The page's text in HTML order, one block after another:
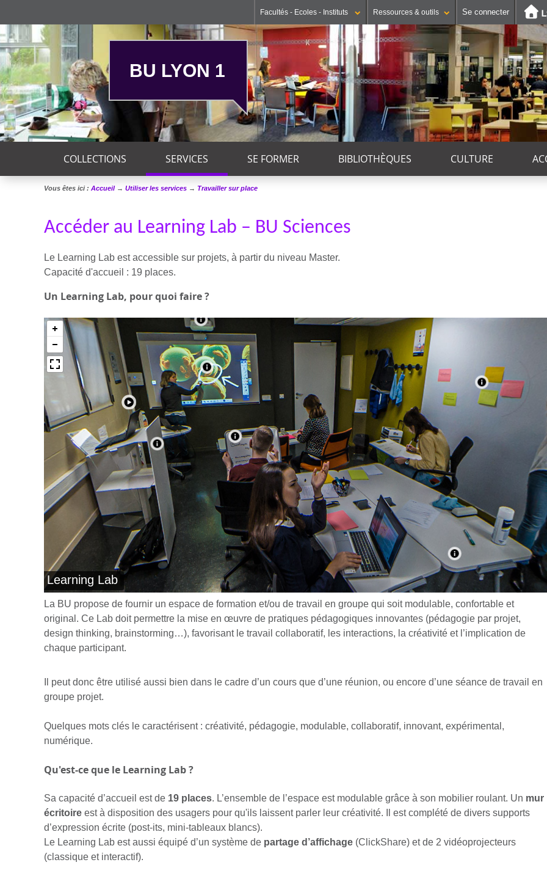
Facultés - Ecoles - Instituts Ressources & outils Se connecter
BU LYON 1
COLLECTIONS SERVICES SE FORMER BIBLIOTHÈQUES CULTURE
Vous êtes ici : Accueil→ Utiliser les services → Travailler sur place
Accéder au Learning Lab – BU Sciences
Le Learning Lab est accessible sur projets, à partir du niveau Master.
Capacité d'accueil : 19 places.
Un Learning Lab, pour quoi faire ?
La BU propose de fournir un espace de formation et/ou de travail en groupe qui soit modulable, confortable et
original. Ce Lab doit permettre la mise en œuvre de pratiques pédagogiques innovantes (pédagogie par projet,
design thinking, brainstorming…), favorisant le travail collaboratif, les interactions, la créativité et l’implication de
chaque participant.
Il peut donc être utilisé aussi bien dans le cadre d’un cours que d’une réunion, ou encore d’une séance de travail en
groupe projet.
Quelques mots clés le caractérisent : créativité, pédagogie, modulable, collaboratif, innovant, expérimental,
numérique.
Qu'est-ce que le Learning Lab ?
Sa capacité d’accueil est de 19 places. L’ensemble de l’espace est modulable grâce à son mobilier roulant. Un mur
écritoire est à disposition des usagers pour qu'ils laissent parler leur créativité. Il est complété de divers supports
d’expression écrite (post-its, mini-tableaux blancs).
Le Learning Lab est aussi équipé d’un système de partage d’affichage (ClickShare) et de 2 vidéoprojecteurs
(classique et interactif).